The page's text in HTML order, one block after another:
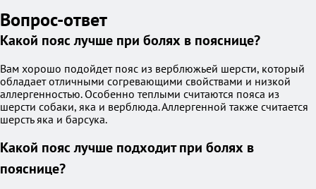
Вопрос-ответ
Какой пояс лучше при болях в пояснице?
Вам хорошо подойдет пояс из верблюжьей шерсти, который
обладает отличными согревающими свойствами и низкой
аллергенностью. Особенно теплыми считаются пояса из
шерсти собаки, яка и верблюда. Аллергенной также считается
шерсть яка и барсука.
Какой пояс лучше подходит при болях в
пояснице?